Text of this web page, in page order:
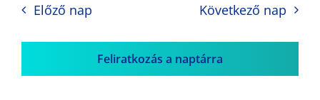
Előző nap Következő nap
Feliratkozás a naptárra